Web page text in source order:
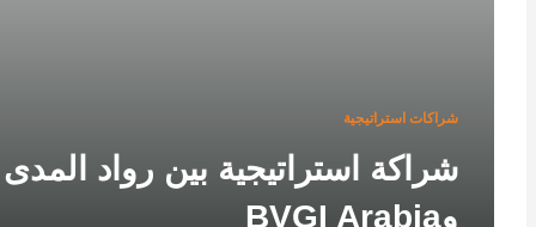
شراكات استراتيجية
شراكة استراتيجية بين رواد المدى